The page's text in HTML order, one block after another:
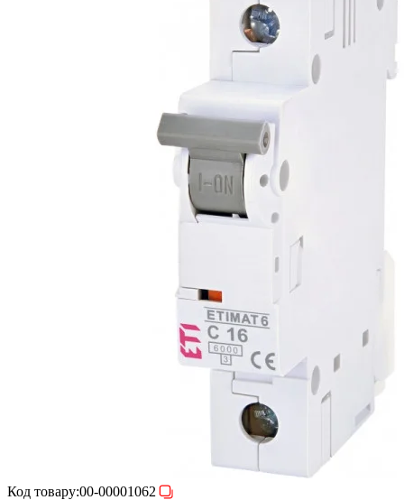
Код товару:00-00001062